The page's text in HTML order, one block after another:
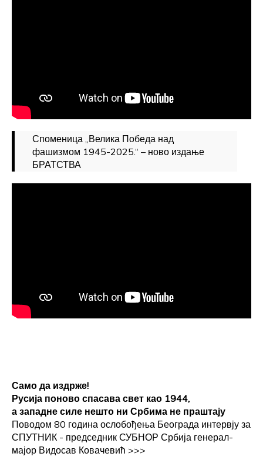
Споменица „Велика Победа над
фашизмом 1945-2025.“ – ново издање
БРАТСТВА
Само да издрже!
Русија поново спасава свет као 1944,
а западне силе нешто ни Србима не праштају
Поводом 80 година ослобођења Београда интервју за
СПУТНИК - председник СУБНОР Србија генерал-
мајор Видосав Ковачевић >>>